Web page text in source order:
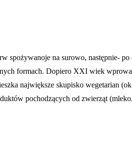
na surowo, następnie-
formach. Dopiero XXI wiek
największe skupisko wegetarian
pochodzących od zwierząt